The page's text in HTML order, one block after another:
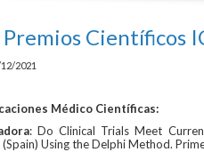
Premios Científicos
2021
Médico Científicas:
: Do Clinical Trials Meet
(Spain) Using the Delphi Method.